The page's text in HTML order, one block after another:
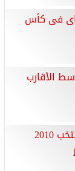
فى كأس
الأقارب
خالد فتحي يتابع استعدادات منتخب 2010